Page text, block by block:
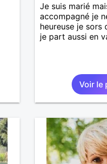
Je suis marié
accompagné je
heureuse je sors
je part aussi en
Voir le